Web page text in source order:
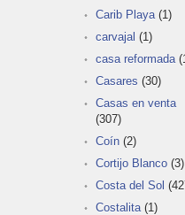
Carib Playa (1)
carvajal (1)
casa reformada
Casares (30)
Casas en venta
(307)
Coín (2)
Cortijo Blanco (3)
Costa del Sol
Costalita (1)